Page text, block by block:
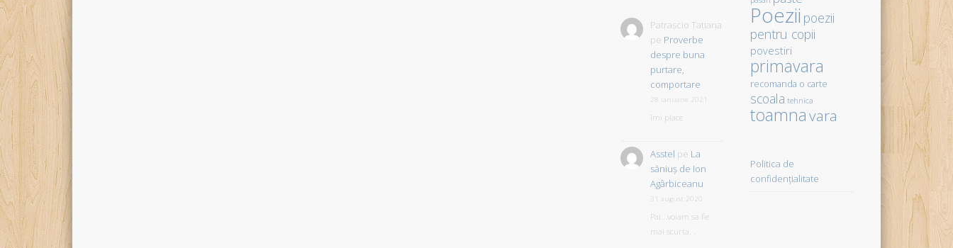
Patrașcio Tatiana
pe Proverbe
despre buna
purtare,
comportare
28 ianuarie 2021
îmi place
Asstel pe La
săniuş de Ion
Agârbiceanu
31 august 2020
Pai...voiam sa fie
mai scurta. .
Poezii poezii
pentru copii
povestiri
primavara
recomanda o carte
scoala tehnica
toamnavara
Politica de
confidențialitate